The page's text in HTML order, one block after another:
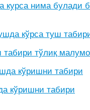
курса нима булади
табири тўлиқ
кўришни табири